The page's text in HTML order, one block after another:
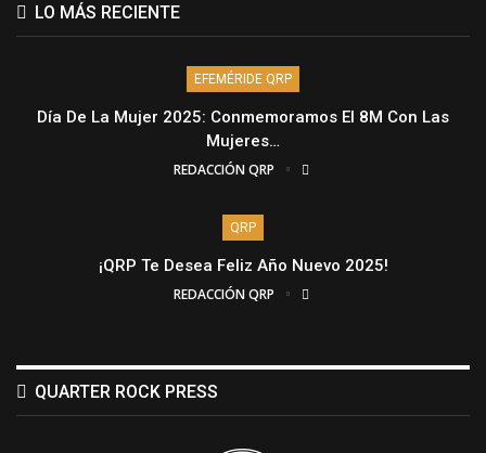
LO MÁS RECIENTE
EFEMÉRIDE QRP
Día De La Mujer 2025: Conmemoramos El 8M Con Las
Mujeres…
REDACCIÓN QRP
QRP
¡QRP Te Desea Feliz Año Nuevo 2025!
REDACCIÓN QRP
QUARTER ROCK PRESS